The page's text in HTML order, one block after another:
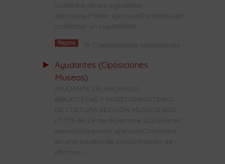
constará de los siguientes
ejercicios:Primer ejercicioConsistirá en
contestar un cuestionari...
Página Cuestionarios oposiciones
Ayudantes (Oposiciones
Museos)
AYUDANTE DE ARCHIVOS,
BIBLIOTECAS Y MUSEOSMINISTERIO
DE CULTURA SECCIÓN MUSEOS BOE
nº 313 de 29 de diciembre 2025Primer
ejercicioSegundo ejercicioConsistirá
en una prueba de conocimiento de
idiomas....